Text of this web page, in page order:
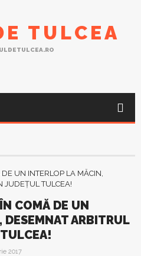
TULCEA
COMĂ DE UN
ARBITRUL
2017